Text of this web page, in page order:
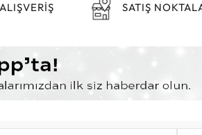
SATIŞ